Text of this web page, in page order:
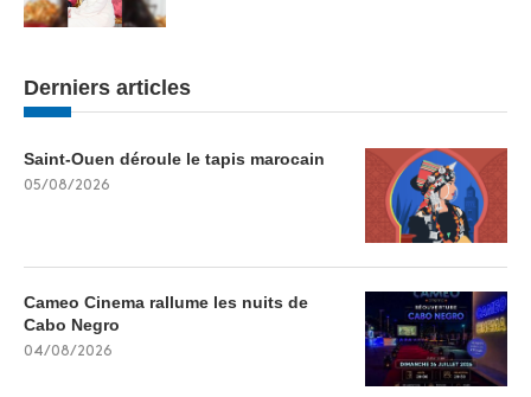
Derniers articles
Saint-Ouen déroule le tapis marocain
05/08/2026
Cameo Cinema rallume les nuits de
Cabo Negro
04/08/2026